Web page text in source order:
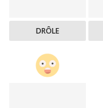
DRÔLE